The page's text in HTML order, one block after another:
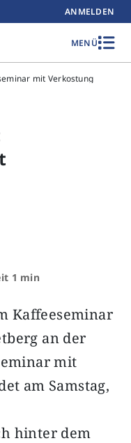
ANMELDEN
MENÜ
mit Verkostung
1 min
Kaffeeseminar
an der
mit
am Samstag,
hinter dem